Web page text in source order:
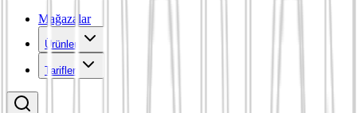
Mağazalar
Ürünler
Tarifler